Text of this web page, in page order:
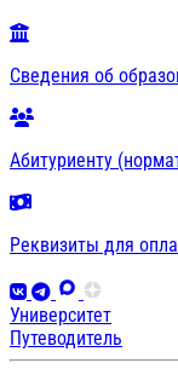
Сведения об
Абитуриенту
Реквизиты для
Университет
Путеводитель